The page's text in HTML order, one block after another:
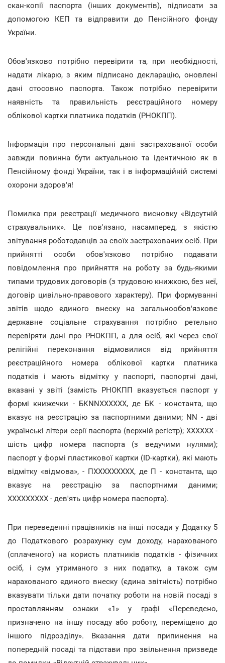
скан-копії паспорта (інших документів), підписати за
допомогою КЕП та відправити до Пенсійного фонду
України.
Обов'язково потрібно перевірити та, при необхідності,
надати лікарю, з яким підписано декларацію, оновлені
дані стосовно паспорта. Також потрібно перевірити
наявність та правильність реєстраційного номеру
облікової картки платника податків (РНОКПП).
Інформація про персональні дані застрахованої особи
завжди повинна бути актуальною та ідентичною як в
Пенсійному фонді України, так і в інформаційній системі
охорони здоров'я!
Помилка при реєстрації медичного висновку «Відсутній
страхувальник». Це пов'язано, насамперед, з якістю
звітування роботодавців за своїх застрахованих осіб. При
прийнятті особи обов'язково потрібно подавати
повідомлення про прийняття на роботу за будь-якими
типами трудових договорів (з трудовою книжкою, без неї,
договір цивільно-правового характеру). При формуванні
звітів щодо єдиного внеску на загальнообов'язкове
державне соціальне страхування потрібно ретельно
перевіряти дані про РНОКПП, а для осіб, які через свої
релігійні переконання відмовилися від прийняття
реєстраційного номера облікової картки платника
податків і мають відмітку у паспорті, паспортні дані,
вказані у звіті (замість РНОКПП вказується паспорт у
формі книжечки - БКNNXXXXXX, де БК - константа, що
вказує на реєстрацію за паспортними даними; NN - дві
українські літери серії паспорта (верхній регістр); XXXXXX -
шість цифр номера паспорта (з ведучими нулями);
паспорт у формі пластикової картки (ID-картки), які мають
відмітку «відмова», - ПХХХХХХХХХ, де П - константа, що
вказує на реєстрацію за паспортними даними;
ХХХХХХХХХ - дев'ять цифр номера паспорта).
При переведенні працівників на інші посади у Додатку 5
до Податкового розрахунку сум доходу, нарахованого
(сплаченого) на користь платників податків - фізичних
осіб, і сум утриманого з них податку, а також сум
нарахованого єдиного внеску (єдина звітність) потрібно
вказувати тільки дати початку роботи на новій посаді з
проставлянням ознаки «1» у графі «Переведено,
призначено на іншу посаду або роботу, переміщено до
іншого підрозділу». Вказання дати припинення на
попередній посаді та підстави про звільнення призведе